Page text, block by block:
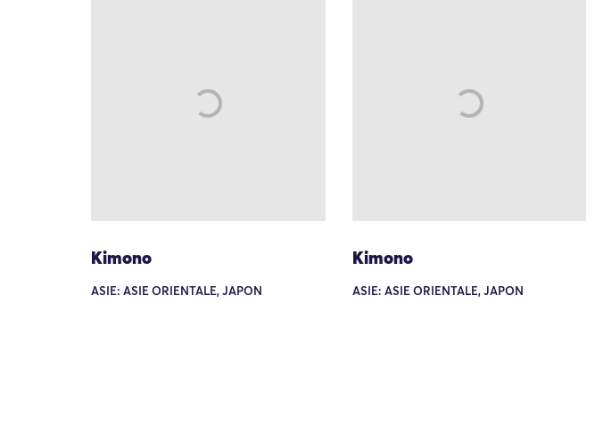
Kimono
ASIE: ASIE ORIENTALE, JAPON
Kimono
ASIE: ASIE ORIENTALE, JAPON